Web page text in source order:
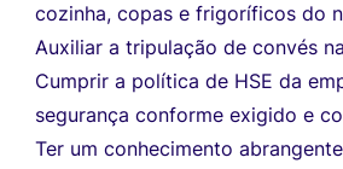
cozinha, copas e frigoríficos do
Auxiliar a tripulação de convés
Cumprir a política de HSE da
segurança conforme exigido e
Ter um conhecimento